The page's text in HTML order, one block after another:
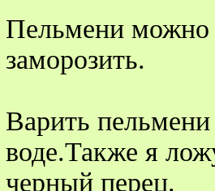
Пельмени можно
заморозить.
Варить
воде.Также я
черный перец.